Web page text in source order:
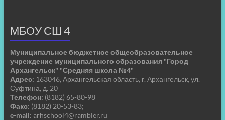
МБОУ СШ 4
Муниципальное бюджетное общеобразовательное
учреждение муниципального образования "Город
Архангельск" "Средняя школа №4"
Адрес: 163046, Архангельская область, г. Архангельск, ул.
Суфтина, д. 20
Телефон: (8182) 65-80-98
Факс: (8182) 20-53-83;
e-mail: arhschool4@rambler.ru